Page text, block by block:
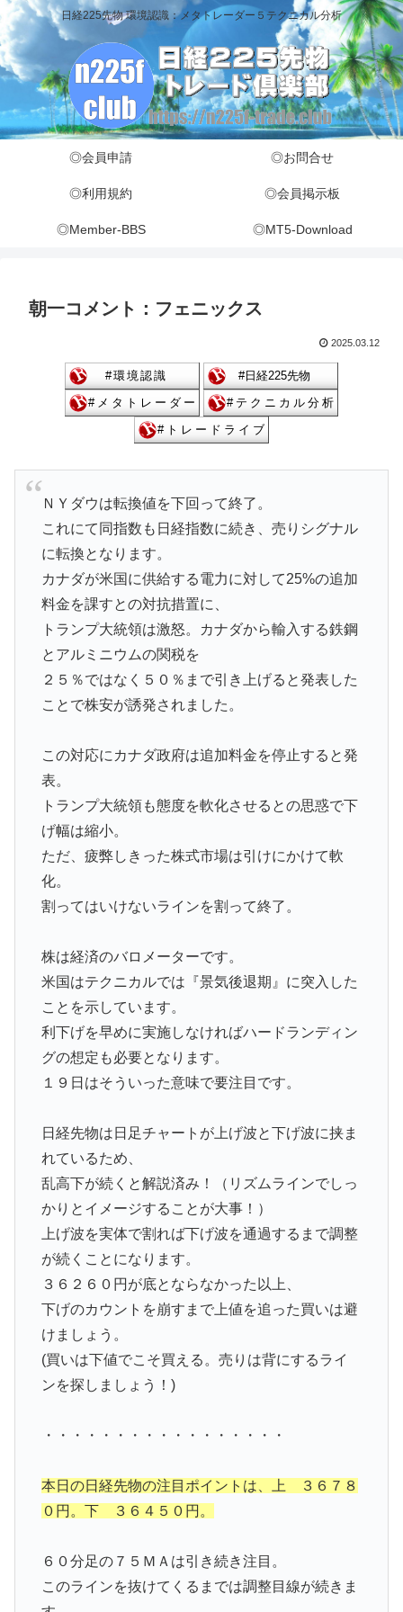
日経225先物 環境認識：メタトレーダー５テクニカル分析
◎会員申請 ◎お問合せ
◎利用規約 ◎会員掲示板
◎Member-BBS ◎MT5-Download
朝一コメント：フェニックス
2025.03.12
ＮＹダウは転換値を下回って終了。
これにて同指数も日経指数に続き、売りシグナル
に転換となります。
カナダが米国に供給する電力に対して25%の追加
料金を課すとの対抗措置に、
トランプ大統領は激怒。カナダから輸入する鉄鋼
とアルミニウムの関税を
２５％ではなく５０％まで引き上げると発表した
ことで株安が誘発されました。
この対応にカナダ政府は追加料金を停止すると発
表。
トランプ大統領も態度を軟化させるとの思惑で下
げ幅は縮小。
ただ、疲弊しきった株式市場は引けにかけて軟
化。
割ってはいけないラインを割って終了。
株は経済のバロメーターです。
米国はテクニカルでは『景気後退期』に突入した
ことを示しています。
利下げを早めに実施しなければハードランディン
グの想定も必要となります。
１９日はそういった意味で要注目です。
日経先物は日足チャートが上げ波と下げ波に挟ま
れているため、
乱高下が続くと解説済み！（リズムラインでしっ
かりとイメージすることが大事！）
上げ波を実体で割れば下げ波を通過するまで調整
が続くことになります。
３６２６０円が底とならなかった以上、
下げのカウントを崩すまで上値を追った買いは避
けましょう。
(買いは下値でこそ買える。売りは背にするライ
ンを探しましょう！)
・・・・・・・・・・・・・・・・・
本日の日経先物の注目ポイントは、上 ３６７８
０円。下 ３６４５０円。
６０分足の７５ＭＡは引き続き注目。
このラインを抜けてくるまでは調整目線が続きま